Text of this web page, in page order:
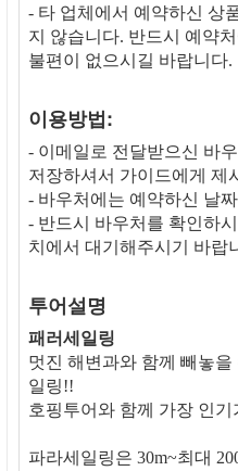
- 타 업체에서 예약하신 상
지 않습니다. 반드시 예약
불편이 없으시길 바랍니다.
이용방법:
- 이메일로 전달받으신 바
저장하셔서 가이드에게 제
- 바우처에는 예약하신 날
- 반드시 바우처를 확인하
치에서 대기해주시기 바랍
투어설명
패러세일링
멋진 해변과와 함께 빼놓
일링!!
호핑투어와 함께 가장 인
파라세일링은 30m~최대